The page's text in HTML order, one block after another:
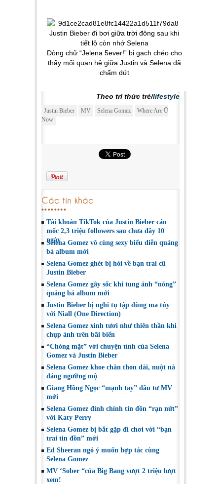
Dòng chữ “Jelena 5ever!” bị gạch chéo cho
thấy mối quan hệ giữa Justin và Selena đã
chấm dứt
Theo trí thức trẻ/lifestyle
Justin Bieber MV Selena Gomez
Where Are Ü
Now
Các tin khác
Tài khoản TikTok của Justin Bieber cán
mốc 2,3 triệu followers sau chưa đầy 10
ngày
Selena Gomez vô cùng sexy biểu diễn quảng
bá album mới
Selena Gomez ghét bị hỏi về bạn trai cũ
Justin Bieber
Selena Gomez gây sốc khi tung ảnh “nóng”
quảng bá album mới
Justin Bieber bị nghi tụ tập dùng ma túy
với Niall (One Direction)
Selena Gomez xinh tươi như thiên thần khi
chụp ảnh trên bãi biển
“Chóng mặt” với chuyện tình của Selena
Gomez và Justin Bieber
Selena Gomez khoe chân thon dài, nuột nà
đáng ngưỡng mộ
Giang Hồng Ngọc “mạnh tay” đầu tư MV
mới
Selena Gomez đính chính tin đồn “rạn nứt”
với Katy Perry
Selena Gomez bị bắt gặp đi chơi với “bạn
trai tin đồn” mới
Ed Sheeran ngỏ ý muốn hợp tác cùng
Selena Gomez
MV ‘Sober “của Big Bang vượt 2 triệu lượt
xem!